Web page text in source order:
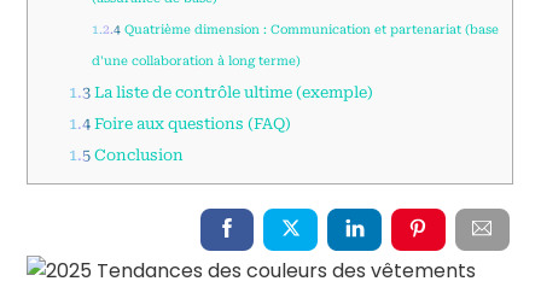
1.2.4 Quatrième dimension : Communication et partenariat (base
d'une collaboration à long terme)
1.3 La liste de contrôle ultime (exemple)
1.4 Foire aux questions (FAQ)
1.5 Conclusion